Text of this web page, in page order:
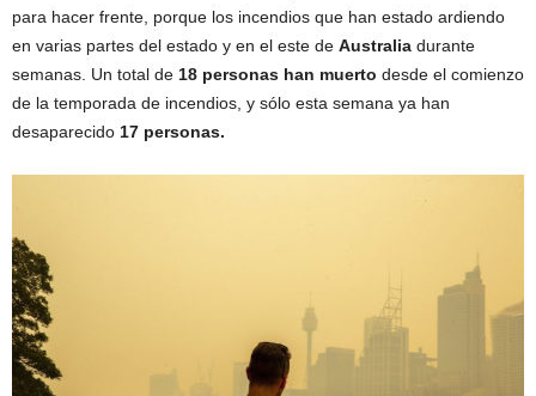
para hacer frente, porque los incendios que han estado ardiendo
en varias partes del estado y en el este de Australia durante
semanas. Un total de 18 personas han muerto desde el comienzo
de la temporada de incendios, y sólo esta semana ya han
desaparecido 17 personas.